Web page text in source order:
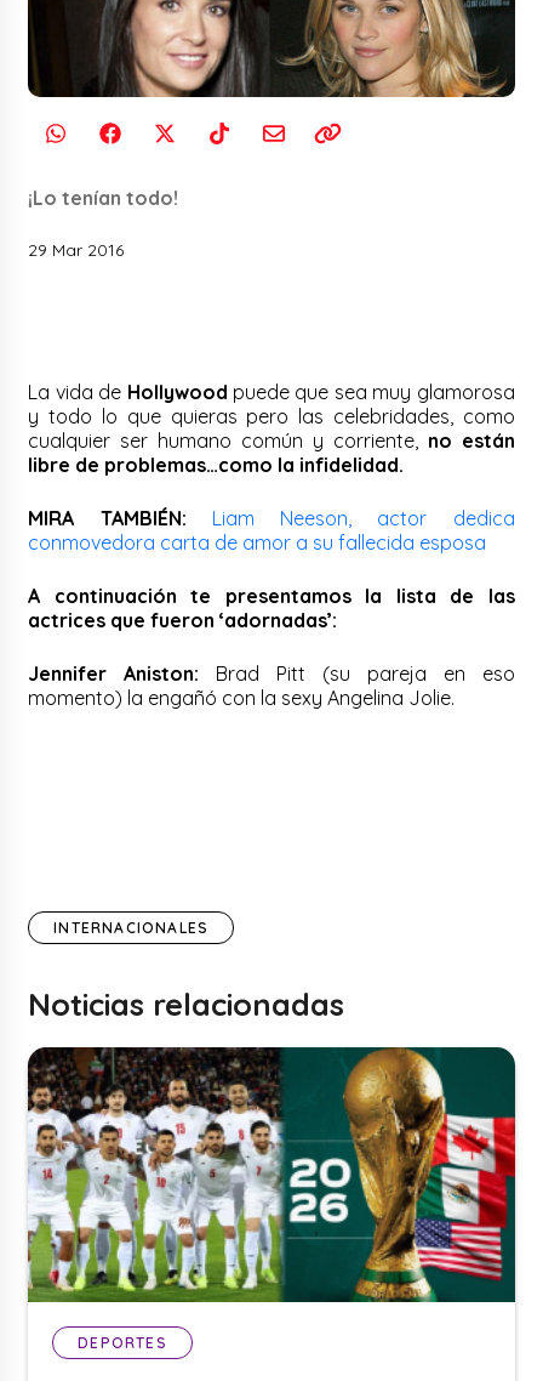
¡Lo tenían todo!
29 Mar 2016
La vida de Hollywood puede que sea muy glamorosa
y todo lo que quieras pero las celebridades, como
cualquier ser humano común y corriente, no están
libre de problemas…como la infidelidad.
MIRA TAMBIÉN:
Liam Neeson, actor dedica
conmovedora carta de amor a su fallecida esposa
A continuación te presentamos la lista de las
actrices que fueron ‘adornadas’:
Jennifer Aniston: Brad Pitt (su pareja en eso
momento) la engañó con la sexy Angelina Jolie.
INTERNACIONALES
Noticias relacionadas
DEPORTES